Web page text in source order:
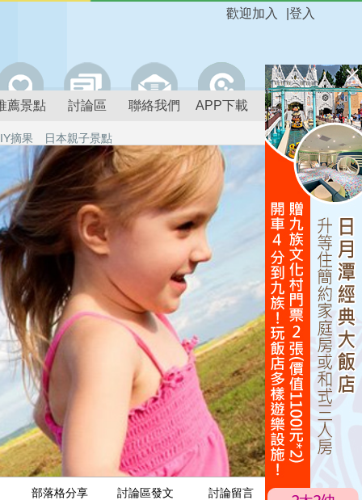
登入
歡迎加入
薦景點 討論區 聯絡我們 APP下載
摘果 日本親子景點
部落格分享
討論區發文
討論留言